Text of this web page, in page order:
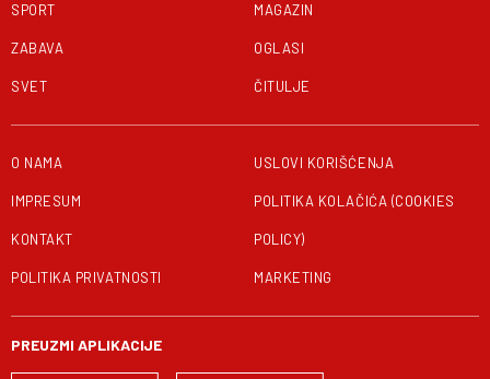
SPORT
ZABAVA
SVET
MAGAZIN
OGLASI
ČITULJE
O NAMA
IMPRESUM
KONTAKT
POLITIKA PRIVATNOSTI
USLOVI KORIŠĆENJA
POLITIKA KOLAČIĆA (COOKIES
POLICY)
MARKETING
PREUZMI APLIKACIJE